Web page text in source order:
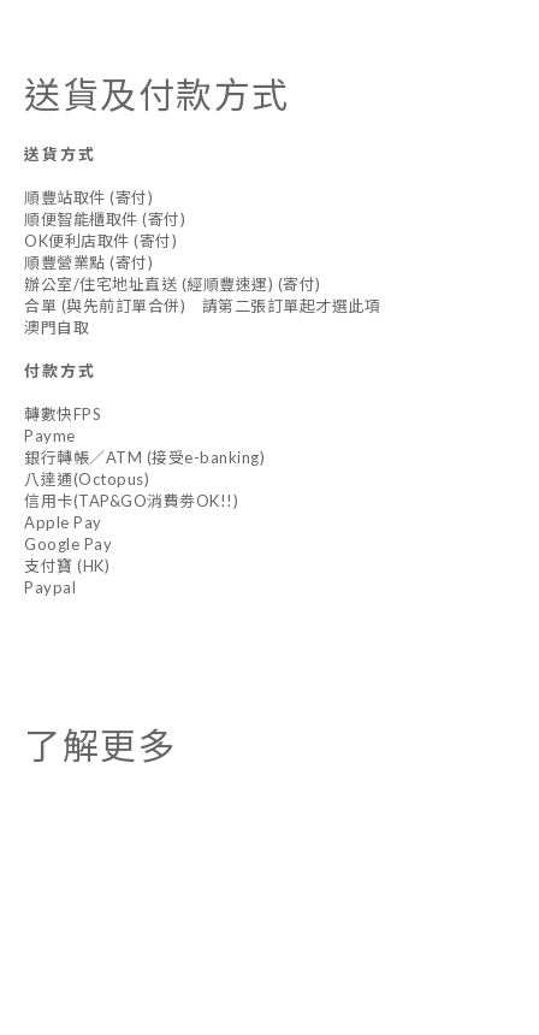
送貨及付款方式
送貨方式
順豐站取件 (寄付)
順便智能櫃取件 (寄付)
OK便利店取件 (寄付)
順豐營業點 (寄付)
辦公室/住宅地址直送 (經順豐速運) (寄付)
合單 (與先前訂單合併) 請第二張訂單起才選此項
澳門自取
付款方式
轉數快FPS
Payme
銀行轉帳／ATM (接受e-banking)
八達通(Octopus)
信用卡(TAP&GO消費劵OK!!)
Apple Pay
Google Pay
支付寶 (HK)
Paypal
了解更多